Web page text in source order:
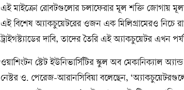
এই মাইক্রো রোবটগুলোর চলাফেরার মূল শক্তি জোগায় মূলত
এই বিশেষ অ্যাকচুয়েটরের ওজন এক মিলিগ্রামেরও নিচে
ট্রাইগস্ট্যাডের দাবি, তাদের তৈরি এই অ্যাকচুয়েটর এখন
ওয়াশিংটন স্টেট ইউনিভার্সিটির স্কুল অব মেকানিক্যাল
নেস্টর ও. পেরেজ-আরানসিবিয়া বলেছেন,